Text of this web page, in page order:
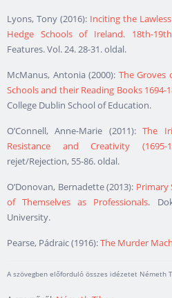
Lyons, Tony (2016): Inciting the
Hedge Schools of Ireland. 18th-
Features. Vol. 24. 28-31. oldal.
McManus, Antonia (2000): The Groves
Schools and their Reading Books 1694-
College Dublin School of Education.
O’Connell, Anne-Marie (2011):The
Resistance and Creativity (1695-
rejet/Rejection, 55-86. oldal.
O’Donovan, Bernadette (2013): Primary
of Themselves as Professionals.
University.
Pearse, Pádraic (1916):The Murder
A szövegben előforduló összes idézetet Németh